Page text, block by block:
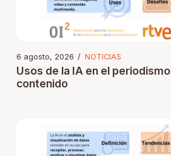
6 agosto, 2026 / NOTICIAS
Usos de la IA en el
contenido